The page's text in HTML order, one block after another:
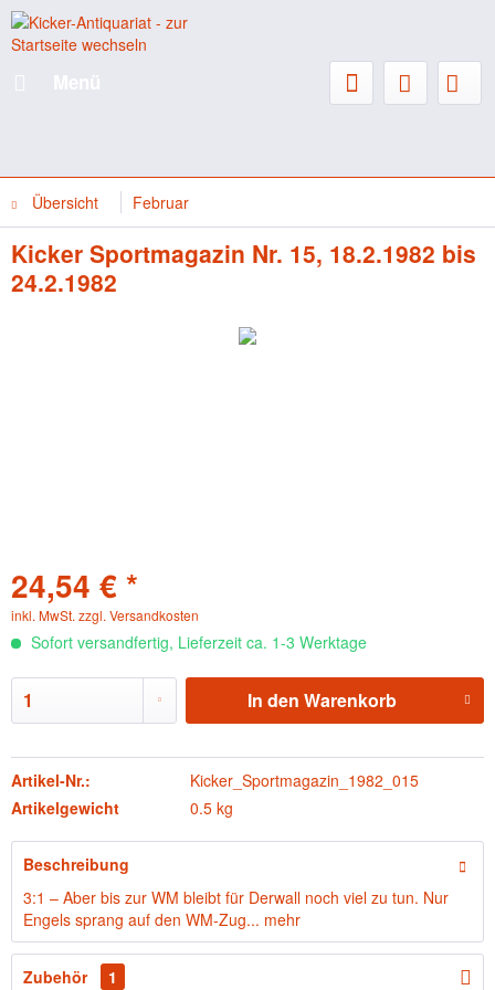
Übersicht Februar
Kicker Sportmagazin Nr. 15, 18.2.1982 bis
24.2.1982
24,54 € *
inkl. MwSt. zzgl. Versandkosten
Sofort versandfertig, Lieferzeit ca. 1-3 Werktage
In den Warenkorb
Artikel-Nr.:
Kicker_Sportmagazin_1982_015
Artikelgewicht
0.5 kg
Beschreibung
3:1 – Aber bis zur WM bleibt für Derwall noch viel zu tun. Nur
Engels sprang auf den WM-Zug... mehr
Zubehör 1